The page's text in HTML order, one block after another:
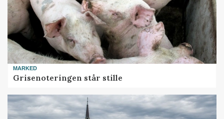
MARKED
Grisenoteringen står stille